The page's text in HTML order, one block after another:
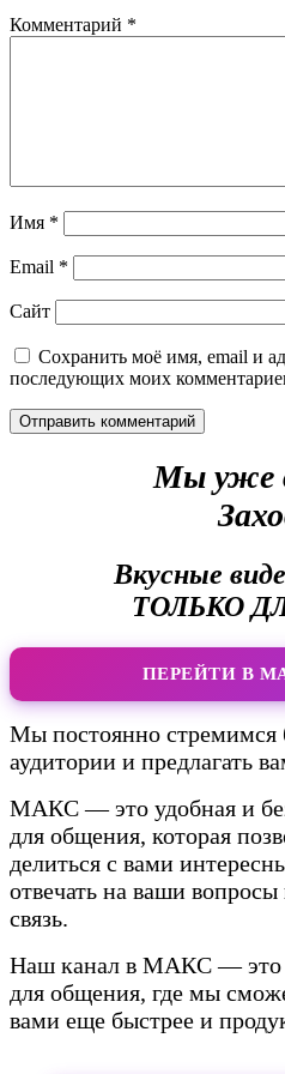
Комментарий *
Имя *
Email *
Сайт
Сохранить моё имя, email и
последующих моих
Мы уже
Вкусные
ТОЛЬКО
ПЕРЕЙТИ В
Мы постоянно
аудитории и предлагать
МАКС — это удобная и
для общения, которая
делиться с вами
отвечать на ваши
связь.
Наш канал в МАКС — это
для общения, где мы
вами еще быстрее и